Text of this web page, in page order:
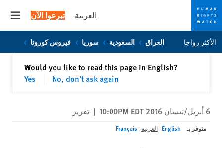
Skip
to
Skip
to
العربية تبرعوا الآن
الأكثر رواجا العراق السعودية سوريا فيروس كورونا
Would you like to read this page in English?
Yes
No, don't ask again
✕إغلاق
6 أبريل/نيسان 2016 10:00PM EDT | تقرير
متوفر بـ English العربية Français